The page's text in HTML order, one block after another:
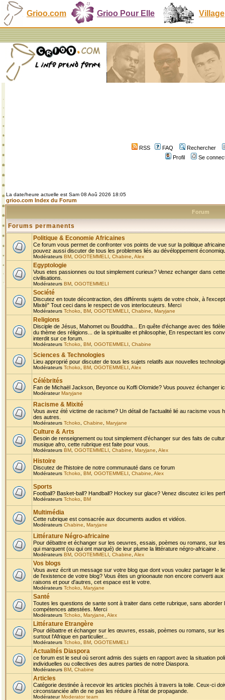
Grioo.com Grioo Pour Elle Village
RSS FAQ
Rechercher
Profil
Se
La date/heure actuelle est Sam 08 Aoû 2026 18:05
grioo.com Index du Forum
Forum
Forums permanents
Politique & Economie Africaines
Ce forum vous permet de confronter vos points de vue sur la politique
pouvez aussi discuter de tous les problemes liés au dévéloppement
Modérateurs BM OGOTEMMELI Chabine Alex
Egyptologie
Vous etes passionnes ou tout simplement curieux? Venez echanger dans
civilisations.
Modérateurs BM OGOTEMMELI
Société
Discutez en toute décontraction, des différents sujets de votre choix, à
Mixité" Tout ceci dans le respect de vos interlocuteurs. Merci
Modérateurs Tchoko BM OGOTEMMELI Chabine Maryjane
Religions
Disciple de Jésus, Mahomet ou Bouddha... En quête d'échange avec des
du thème des réligions... de la spiritualite et philosophie, En respectant les
interdit sur ce forum.
Modérateurs Tchoko BM OGOTEMMELI Chabine
Sciences & Technologies
Lieu approprié pour discuter de tous les sujets relatifs aux nouvelles
Modérateurs Tchoko BM OGOTEMMELI Alex
Célébrités
Fan de Michaël Jackson, Beyonce ou Koffi Olomide? Vous pouvez échanger
ModérateurMaryjane
Racisme & Mixité
Vous avez été victime de racisme? Un détail de l'actualité lié au racisme
des autres.
Modérateurs Tchoko Chabine Maryjane
Culture & Arts
Besoin de renseignement ou tout simplement d'échanger sur des faits de
musique afro, cette rubrique est faite pour vous.
Modérateurs BM OGOTEMMELI Chabine Maryjane Alex
Histoire
Discutez de l'histoire de notre communauté dans ce forum
Modérateurs Tchoko BM OGOTEMMELI Chabine Alex
Sports
Football? Basket-ball? Handball? Hockey sur glace? Venez discutez ici les
Modérateurs Tchoko BM
Multimédia
Cette rubrique est consacrée aux documents audios et vidéos.
Modérateurs Chabine Maryjane
Littérature Négro-africaine
Pour débattre et échanger sur les oeuvres, essais, poèmes ou romans, sur
qui marquent (ou qui ont marqué) de leur plume la littérature négro-africaine .
Modérateurs BM OGOTEMMELI Chabine Alex
Vos blogs
Vous avez écrit un message sur votre blog que dont vous voulez partager le
de l'existence de votre blog? Vous êtes un grioonaute non encore converti
raisons et pour d'autres, cet espace est le votre.
Modérateurs Tchoko Maryjane
Santé
Toutes les questions de sante sont à traiter dans cette rubrique, sans
compétences attestées. Merci
Modérateurs Tchoko Maryjane Alex
Littérature Etrangère
Pour débattre et échanger sur les œuvres, essais, poèmes ou romans, sur
surtout l'Afrique en particulier...
Modérateurs Tchoko BM OGOTEMMELI
Actualités Diaspora
ce forum est le seul où seront admis des sujets en rapport avec la situation
individuelles ou collectives des autres parties de notre Diaspora.
Modérateurs BM Chabine
Articles
Catégorie destinée à recevoir les articles piochés à travers la toile. Ceux-ci
circonstanciée afin de ne pas les réduire à l'état de propagande.
ModérateurModerator team